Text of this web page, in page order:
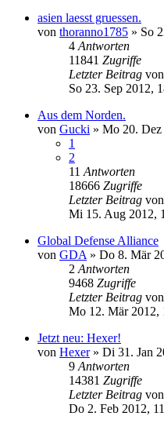
asien laesst gruessen.
von thoranno1785 » So
4 Antworten
11841 Zugriffe
Letzter Beitrag von
So 23. Sep 2012,
Aus dem Norden.
von Gucki » Mo 20. Dez
1
2
11 Antworten
18666 Zugriffe
Letzter Beitrag von
Mi 15. Aug 2012,
Global Defense Alliance
von GDA » Do 8. Mär
2 Antworten
9468 Zugriffe
Letzter Beitrag von
Mo 12. Mär 2012,
Jetzt neu: Hexer!
von Hexer» Di 31. Jan
9 Antworten
14381 Zugriffe
Letzter Beitrag von
Do 2. Feb 2012,